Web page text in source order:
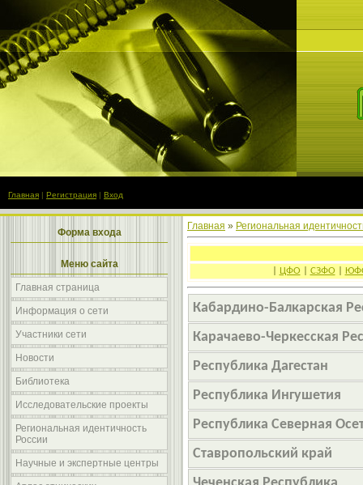
Главная | Регистрация | Вход
Форма входа
Меню сайта
Главная страница
Информация о сети
Участники сети
Новости
Библиотека
Исследовательские проекты
Региональная идентичность
России
Научные и экспертные центры
Главная » Региональная
ЦФО СЗФО
Кабардино-Балкарская
Карачаево-Черкесская
Республика Дагестан
Республика Ингушетия
Республика Северная
Ставропольский край